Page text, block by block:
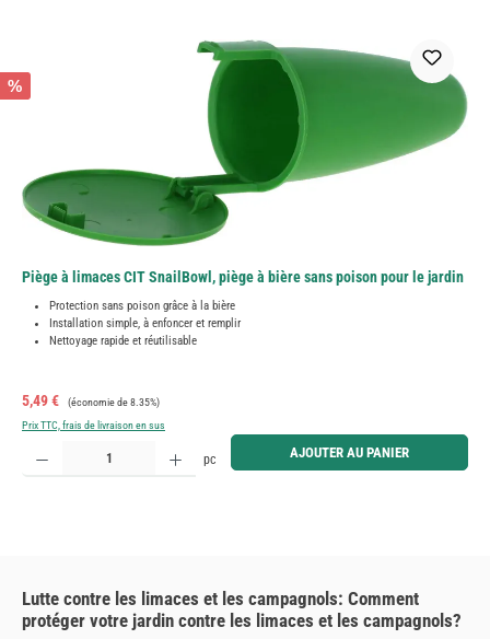
%
Piège à limaces CIT SnailBowl, piège à bière sans poison pour le jardin
Protection sans poison grâce à la bière
Installation simple, à enfoncer et remplir
Nettoyage rapide et réutilisable
Prix de vente :
5,49 € Prix régulier :
(économie de 8.35%)
Prix TTC, frais de livraison en sus
Quantité de produit : Entrez la quantité souhaitée ou utilisez les boutons pour augmenter ou
pc AJOUTER AU PANIER
Lutte contre les limaces et les campagnols: Comment
protéger votre jardin contre les limaces et les campagnols?